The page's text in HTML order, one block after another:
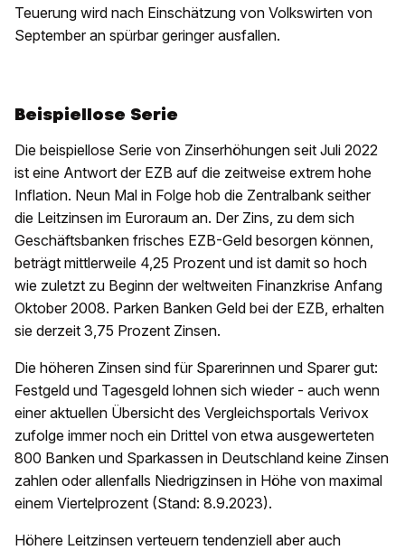
Teuerung wird nach Einschätzung von Volkswirten von
September an spürbar geringer ausfallen.
Beispiellose Serie
Die beispiellose Serie von Zinserhöhungen seit Juli 2022
ist eine Antwort der EZB auf die zeitweise extrem hohe
Inflation. Neun Mal in Folge hob die Zentralbank seither
die Leitzinsen im Euroraum an. Der Zins, zu dem sich
Geschäftsbanken frisches EZB-Geld besorgen können,
beträgt mittlerweile 4,25 Prozent und ist damit so hoch
wie zuletzt zu Beginn der weltweiten Finanzkrise Anfang
Oktober 2008. Parken Banken Geld bei der EZB, erhalten
sie derzeit 3,75 Prozent Zinsen.
Die höheren Zinsen sind für Sparerinnen und Sparer gut:
Festgeld und Tagesgeld lohnen sich wieder - auch wenn
einer aktuellen Übersicht des Vergleichsportals Verivox
zufolge immer noch ein Drittel von etwa ausgewerteten
800 Banken und Sparkassen in Deutschland keine Zinsen
zahlen oder allenfalls Niedrigzinsen in Höhe von maximal
einem Viertelprozent (Stand: 8.9.2023).
Höhere Leitzinsen verteuern tendenziell aber auch